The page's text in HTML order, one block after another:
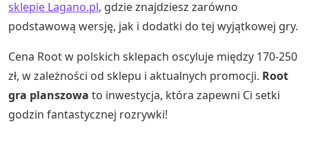
sklepie Lagano.pl, gdzie znajdziesz zarówno
podstawową wersję, jak i dodatki do tej wyjątkowej gry.
Cena Root w polskich sklepach oscyluje między 170-250
zł, w zależności od sklepu i aktualnych promocji. Root
gra planszowa to inwestycja, która zapewni Ci setki
godzin fantastycznej rozrywki!